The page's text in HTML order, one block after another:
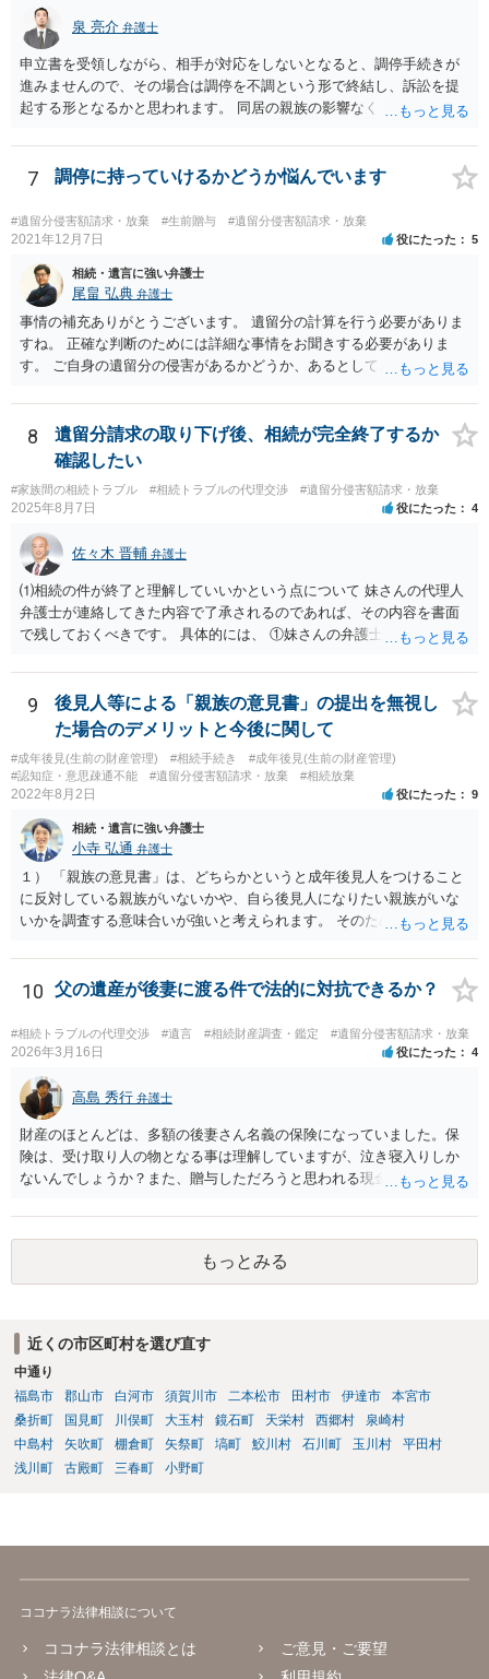
議の内容を前提とした主張をすることが最も有利ですが，ＡＢの相続
人は応じない姿勢を示していることから，実現は困難だと思います。
主張としては維持しつつも，現実的な解決方法（遺産分割協議の落と
しどころ）としては，譲歩することを甘受しなければならないかもし
れません。
泉 亮介 弁護士
申立書を受領しながら、相手が対応をしないとなると、調停手続きが
進みませんので、その場合は調停を不調という形で終結し、訴訟を提
起する形となるかと思われます。 同居の親族の影響なく、というのは
め、後からひっくり返すということは難しくなってくるかと思われま
す。 公開相談の場でのご相談については、どうしても限界が出てしま
7 調停に持っていけるかどうか悩んでいます
#遺留分侵害額請求・放棄 #生前贈与 #遺留分侵害額請求・放棄
2021年12月7日 役にたった 5
相続・遺言に強い弁護士
尾畠 弘典 弁護士
事情の補充ありがとうございます。 遺留分の計算を行う必要がありま
すね。 正確な判断のためには詳細な事情をお聞きする必要がありま
す。 ご自身の遺留分の侵害があるかどうか、あるとしてどの程度の金
相談されるのが良いと思います。
8
遺留分請求の取り下げ後、相続が完全終了するか
確認したい
#家族間の相続トラブル #相続トラブルの代理交渉 #遺留分侵害額請求・放棄
2025年8月7日 役にたった 4
佐々木 晋輔 弁護士
⑴相続の件が終了と理解していいかという点について 妹さんの代理人
弁護士が連絡してきた内容で了承されるのであれば、その内容を書面
で残しておくべきです。 具体的には、 ①妹さんの弁護士に対して、連
の預金を振り込めば終了など）を記載した合意書等の書面を作成して
もらう。 ②相談者様はその書面の内容をしっかり確認する。納得でき
ない部分があれば、説明を求めたり、修正を求める。 なお、相続に
関してお互いに債権債務がないことを確認する旨を記載してもらいま
しょう。その記載があれば、相続の件は終了となります。 ③合意書等
が納得できる内容になれば、お互いに署名捺印する。 という流れで
捺印する前に、相談者様も別の弁護士に相談して確認してもらうので
もいいと思います。 ⑵振込先が弁護士宛であることについて 代理人弁
護士の預り口座を振込先とするのはよくあることです。 問題ないと思
います。
9
後見人等による「親族の意見書」の提出を無視し
た場合のデメリットと今後に関して
#成年後見(生前の財産管理) #相続手続き
#成年後見(生前の財産管理)
#認知症・意思疎通不能
#遺留分侵害額請求・放棄 #相続放棄
2022年8月2日 役にたった 9
相続・遺言に強い弁護士
小寺 弘通 弁護士
１） 「親族の意見書」は、どちらかというと成年後見人をつけること
に反対している親族がいないかや、自ら後見人になりたい親族がいな
いかを調査する意味合いが強いと考えられます。 そのため、ご相談の
す。 ２） 場合によっては、介護や被後見人の財産の処分等に関して、
後見人から相談があることも考えられます。 また、お祖母さんがお亡
くなりになった場合、相続人となる可能性がありますが、 その場合は
相続放棄されれば問題ありません。 ３） 完全に拒否する方法はないか
もしれませんが、 関わりを持ちたくないとのことでしたら、親族の意
見書にその旨を記載して提出しておけば良いかも知れません。 後見人
としても、関わりを拒否している親族にあえて連絡をしてくる可能性
は低いと考えられます。 以上、ご参考になさってください。
10 父の遺産が後妻に渡る件で法的に対抗できるか？
#相続トラブルの代理交渉 #遺言 #相続財産調査・鑑定 #遺留分侵害額請求・放棄
2026年3月16日 役にたった 4
高島 秀行 弁護士
財産のほとんどは、多額の後妻さん名義の保険になっていました。保
険は、受け取り人の物となる事は理解していますが、泣き寝入りしか
ないんでしょうか？また、贈与しただろうと思われる現金の引き出し
うか？ 保険は原則として受取人のものですが、遺産全体での保険金
の割合が高い場合、掛け金が一括払いで、保険金が掛け金の額と同様
の額の場合などは特別受益として遺留分の対象となる可能性がありま
す。 多額の現金の引き出しは、相手に渡ったかどうか、そのとき父
もっとみる
近くの市区町村を選び直す
中通り
福島市
郡山市 白河市 須賀川市 二本松市 田村市 伊達市
本宮市
桑折町
国見町 川俣町 大玉村 鏡石町 天栄村 西郷村
泉崎村
中島村
矢吹町 棚倉町 矢祭町 塙町 鮫川村 石川町 玉川村
平田村
浅川町
古殿町 三春町 小野町
ココナラ法律相談について
ココナラ法律相談とは
ご意見・ご要望